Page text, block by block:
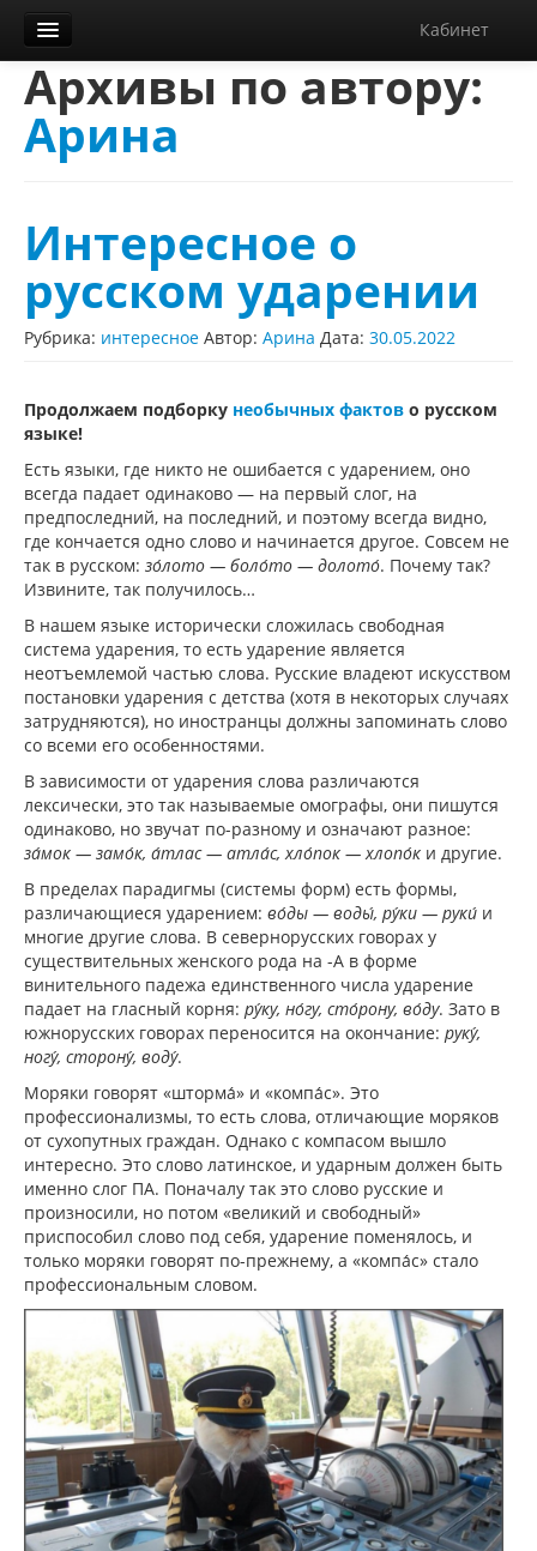
Кабинет
Орфограммка
Библиотека
Контакты
Справка
Архивы по автору:
Арина
Интересное о
русском ударении
Рубрика: интересное Автор: Арина Дата: 30.05.2022
Продолжаем подборку необычных фактов о русском
языке!
Есть языки, где никто не ошибается с ударением, оно
всегда падает одинаково — на первый слог, на
предпоследний, на последний, и поэтому всегда видно,
где кончается одно слово и начинается другое. Совсем не
так в русском: зо́лото — боло́то — долото́. Почему так?
Извините, так получилось…
В нашем языке исторически сложилась свободная
система ударения, то есть ударение является
неотъемлемой частью слова. Русские владеют искусством
постановки ударения с детства (хотя в некоторых случаях
затрудняются), но иностранцы должны запоминать слово
со всеми его особенностями.
В зависимости от ударения слова различаются
лексически, это так называемые омографы, они пишутся
одинаково, но звучат по-разному и означают разное:
за́мок — замо́к, а́тлас — атла́с, хло́пок — хлопо́к и другие.
В пределах парадигмы (системы форм) есть формы,
различающиеся ударением: во́ды — воды́, ру́ки — руки́ и
многие другие слова. В севернорусских говорах у
существительных женского рода на -А в форме
винительного падежа единственного числа ударение
падает на гласный корня: ру́ку, но́гу, сто́рону, во́ду. Зато в
южнорусских говорах переносится на окончание: руку́,
ногу́, сторону́, воду́.
Моряки говорят «шторма́» и «компа́с». Это
профессионализмы, то есть слова, отличающие моряков
от сухопутных граждан. Однако с компасом вышло
интересно. Это слово латинское, и ударным должен быть
именно слог ПА. Поначалу так это слово русские и
произносили, но потом «великий и свободный»
приспособил слово под себя, ударение поменялось, и
только моряки говорят по-прежнему, а «компа́с» стало
профессиональным словом.